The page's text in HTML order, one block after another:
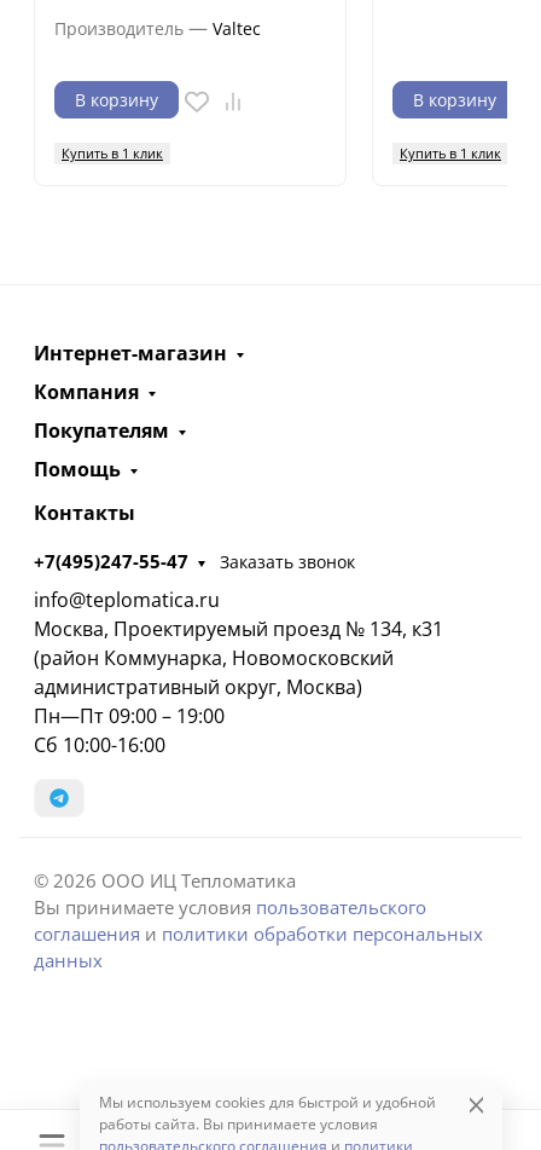
Производитель — Valtec
В корзину
Купить в 1 клик
В корзину
Купить в 1 клик
Интернет-магазин
Компания
Покупателям
Помощь
Контакты
+7(495)247-55-47 Заказать звонок
info@teplomatica.ru
Москва, Проектируемый проезд № 134, к31
(район Коммунарка, Новомосковский
административный округ, Москва)
Пн—Пт 09:00 – 19:00
Сб 10:00-16:00
© 2026 ООО ИЦ Тепломатика
Вы принимаете условия пользовательского
соглашения и политики обработки персональных
данных
Мы используем cookies для быстрой и удобной
работы сайта. Вы принимаете условия
пользовательского соглашения и политики